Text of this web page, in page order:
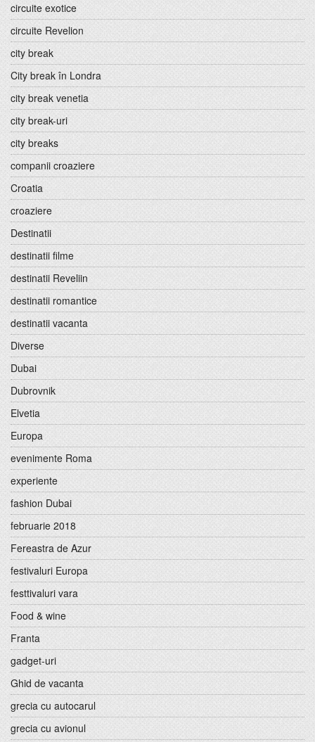
circuite exotice
circuite Revelion
city break
City break în Londra
city break venetia
city break-uri
city breaks
companii croaziere
Croatia
croaziere
Destinatii
destinatii filme
destinatii Reveliin
destinatii romantice
destinatii vacanta
Diverse
Dubai
Dubrovnik
Elvetia
Europa
evenimente Roma
experiente
fashion Dubai
februarie 2018
Fereastra de Azur
festivaluri Europa
festtivaluri vara
Food & wine
Franta
gadget-uri
Ghid de vacanta
grecia cu autocarul
grecia cu avionul